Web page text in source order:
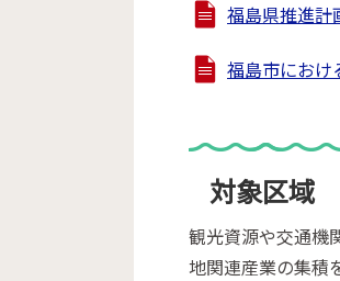
福島県推進計
福島市におけ
対象区域
観光資源や交通機
地関連産業の集積